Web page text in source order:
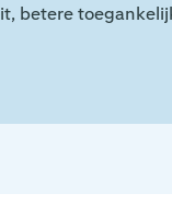
betere